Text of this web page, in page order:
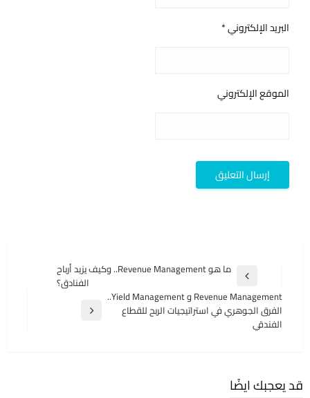
البريد الإلكتروني*
الموقع الإلكتروني
المقالات
المقالة
السابقة
ما هو Revenue Management.. وكيف يزيد أرباح
الفنادق؟
المقالة
التالية
Revenue Management و Yield Management..
الفرق الجوهري في استراتيجيات الربح للقطاع
الفندقي
قد يعجبك ايضًا